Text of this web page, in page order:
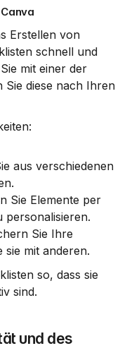
Erstellen von
schnell und
mit einer der
Sie diese nach Ihren
aus verschiedenen
Sie Elemente per
personalisieren.
Sie Ihre
sie mit anderen.
so, dass sie
sind.
und des